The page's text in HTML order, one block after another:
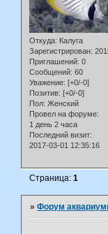
Откуда: Калуга
Зарегистрирован:
Приглашений: 0
Сообщений: 60
Уважение: [+0/-0]
Позитив: [+0/-0]
Пол: Женский
Провел на форуме:
1 день 2 часа
Последний визит:
2017-03-01 12:35:16
Страница:1
»Форум